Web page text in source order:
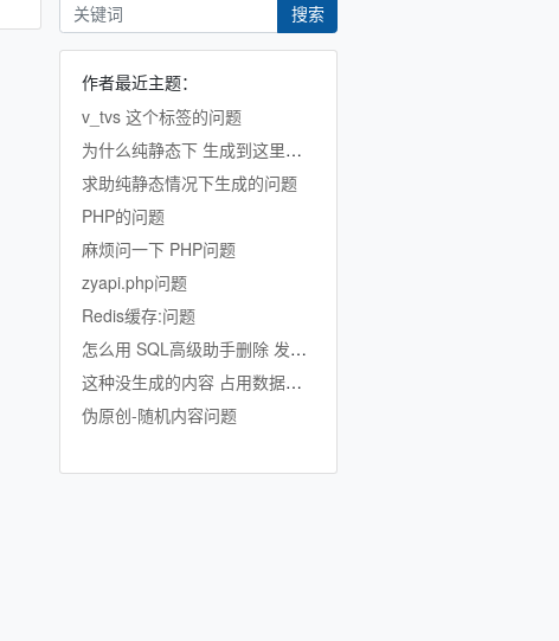
搜索
作者最近主题：
v_tvs 这个标签的问题
为什么纯静态下 生成到这里就不生成了
求助纯静态情况下生成的问题
PHP的问题
麻烦问一下 PHP问题
zyapi.php问题
Redis缓存:问题
怎么用 SQL高级助手删除 发行公司的数据啊
这种没生成的内容 占用数据库吗
伪原创-随机内容问题